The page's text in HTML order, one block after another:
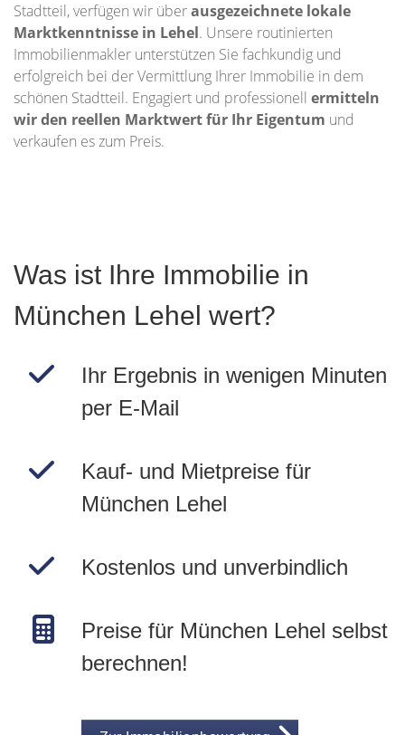
Stadtteil, verfügen wir überausgezeichnete lokale
Marktkenntnisse in Lehel. Unsere routinierten
Immobilienmakler unterstützen Sie fachkundig und
erfolgreich bei der Vermittlung Ihrer Immobilie in dem
schönen Stadtteil. Engagiert und professionell ermitteln
wir den reellen Marktwert für Ihr Eigentum und
verkaufen es zum Preis.
Was ist Ihre Immobilie in
München Lehel wert?
Ihr Ergebnis in wenigen Minuten
per E-Mail
Kauf- und Mietpreise für
München Lehel
Kostenlos und unverbindlich
Preise für München Lehel selbst
berechnen!